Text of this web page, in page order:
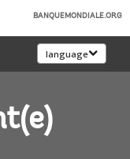
BANQUEMONDIALE.ORG
language